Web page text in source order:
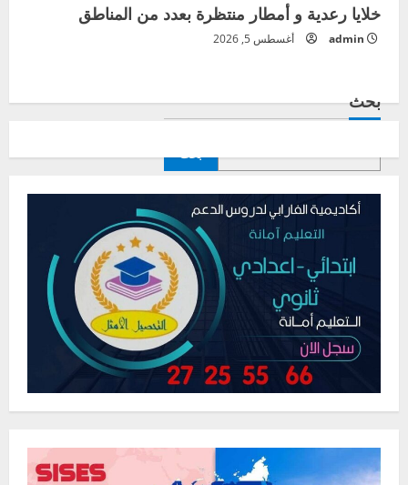
خلايا رعدية و أمطار منتظرة بعدد من المناطق
admin أغسطس 5, 2026
بحث
بحث